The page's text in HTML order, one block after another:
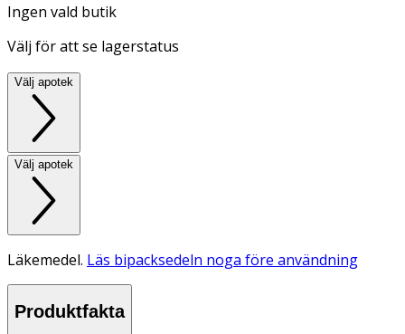
Ingen vald butik
Välj för att se lagerstatus
Välj apotek
Välj apotek
Läkemedel. Läs bipacksedeln noga före användning
Produktfakta